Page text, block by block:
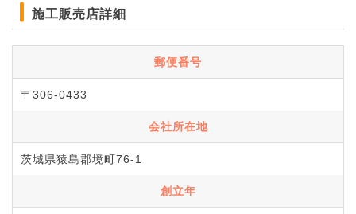
施工販売店詳細
郵便番号
〒306-0433
会社所在地
茨城県猿島郡境町76-1
創立年